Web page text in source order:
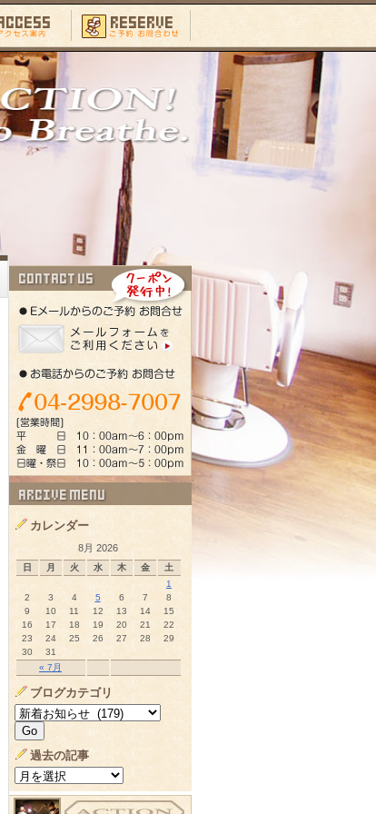
カレンダー
8月 2026
日 月 火 水 木 金 土
« 7月
1
2
3 4 5 6 7
8
9
10 11 12 13 14
15
16
17 18 19 20 21
22
23
24 25 26 27 28
29
30
31
ブログカテゴリ
過去の記事